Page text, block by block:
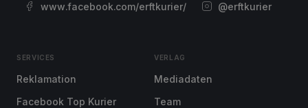
www.facebook.com/erftkurier/ @erftkurier
SERVICES
Reklamation
Facebook Top Kurier
VERLAG
Mediadaten
Team